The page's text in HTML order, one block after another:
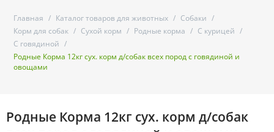
Главная / Каталог товаров для животных / Собаки /
Корм для собак / Сухой корм / Родные корма / С курицей /
С говядиной /
Родные Корма 12кг сух. корм д/собак всех пород с говядиной и
овощами
Родные Корма 12кг сух. корм д/собак